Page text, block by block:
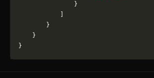
                }
        }
    }
}